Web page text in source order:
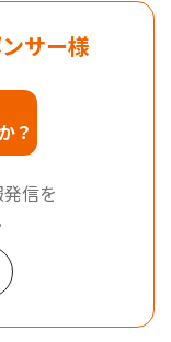
サー様
？
信を